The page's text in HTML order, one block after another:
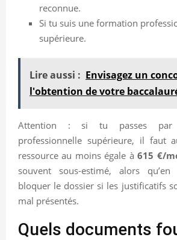
reconnue.
Si tu suis une formation
supérieure.
Lire aussi : Envisagez un
l'obtention de votre
Attention : si tu passes par
professionnelle supérieure, il faut
ressource au moins égale à615 €/
souvent sous-estimé, alors
bloquer le dossier si les justificatifs
mal présentés.
Quels documents